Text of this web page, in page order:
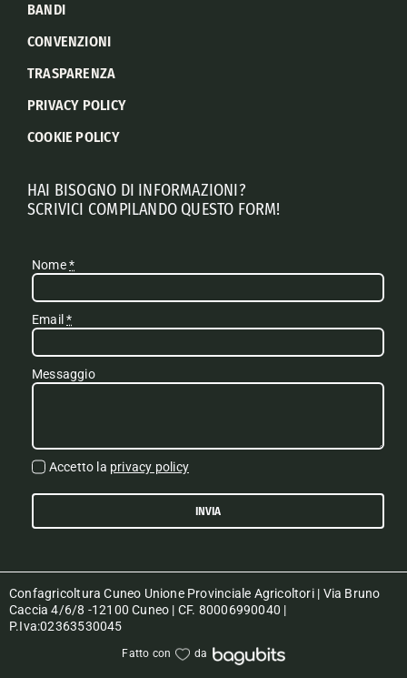
BANDI
CONVENZIONI
TRASPARENZA
PRIVACY POLICY
COOKIE POLICY
HAI BISOGNO DI INFORMAZIONI?
SCRIVICI COMPILANDO QUESTO FORM!
Nome*
Email*
Messaggio
Accetto la privacy policy
INVIA
Confagricoltura Cuneo Unione Provinciale Agricoltori | Via Bruno
Caccia 4/6/8 -12100 Cuneo | CF. 80006990040 |
P.Iva:02363530045
Fatto con da